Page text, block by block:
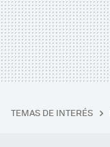
TEMAS DE INTERÉS